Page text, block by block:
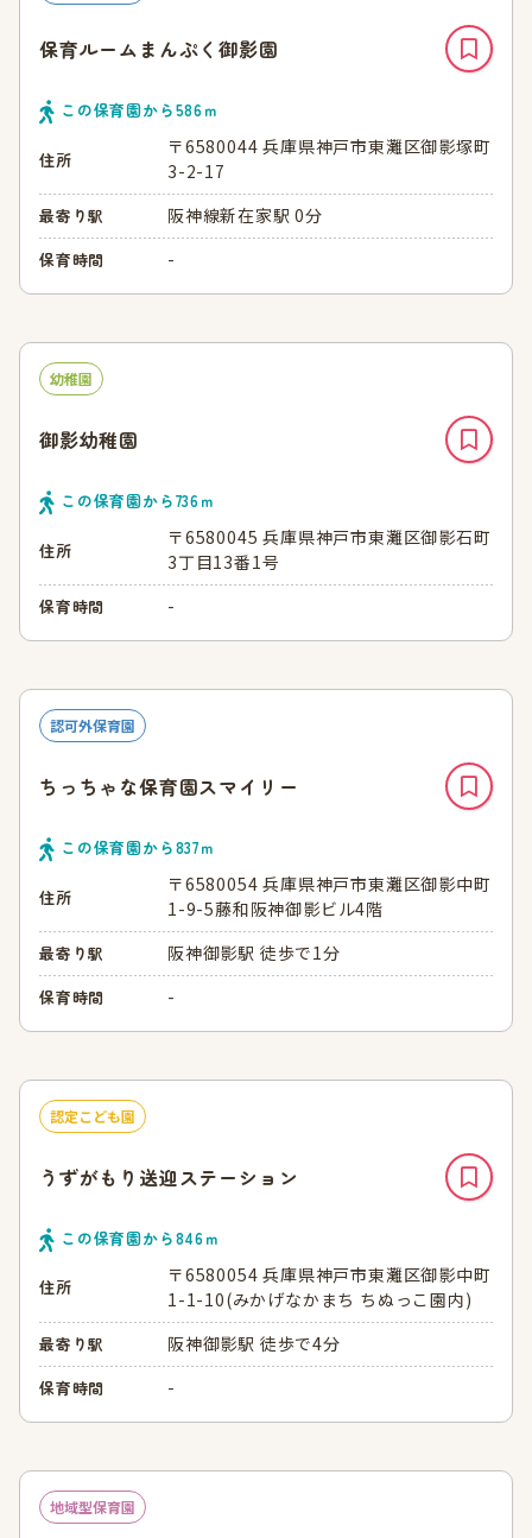
保育ルームまんぷく御影園
この保育園から586ｍ
住所
〒6580044 兵庫県神戸市東灘区御影塚町
3-2-17
最寄り駅 阪神線新在家駅 0分
保育時間 -
幼稚園
御影幼稚園
この保育園から736ｍ
住所
〒6580045 兵庫県神戸市東灘区御影石町
3丁目13番1号
保育時間 -
認可外保育園
ちっちゃな保育園スマイリー
この保育園から837ｍ
住所
〒6580054 兵庫県神戸市東灘区御影中町
1-9-5藤和阪神御影ビル4階
最寄り駅 阪神御影駅 徒歩で1分
保育時間 -
認定こども園
うずがもり送迎ステーション
この保育園から846ｍ
住所
〒6580054 兵庫県神戸市東灘区御影中町
1-1-10(みかげなかまち ちぬっこ園内)
最寄り駅 阪神御影駅 徒歩で4分
保育時間 -
地域型保育園